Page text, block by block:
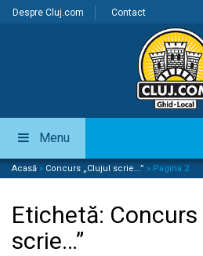
Despre Cluj.com Contact
Menu
Acasă » Concurs „Clujul scrie...” » Pagina 2
Etichetă: Concurs
scrie…”